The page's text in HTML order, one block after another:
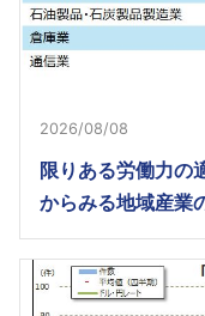
2026/08/08
限りある労働力
からみる地域産業